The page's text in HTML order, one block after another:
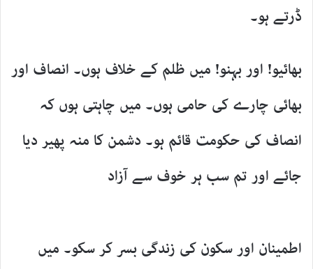
ڈرتے ہو۔
بھائیو! اور بہنو! میں ظلم کے خلاف ہوں۔ انصاف اور
بھائی چارے کی حامی ہوں۔ میں چاہتی ہوں کہ
انصاف کی حکومت قائم ہو۔ دشمن کا منہ پھیر دیا
جائے اور تم سب ہر خوف سے آزاد
اطمینان اور سکون کی زندگی بسر کر سکو۔ میں